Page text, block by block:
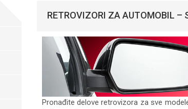
RETROVIZORI ZA AUTOMOBIL –
Pronađite delove retrovizora za sve